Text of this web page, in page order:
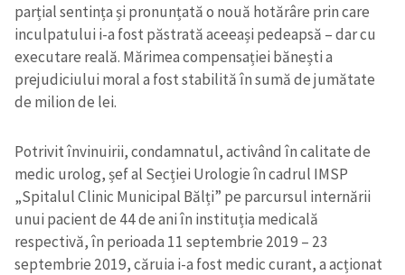
parțial sentința și pronunțată o nouă hotărâre prin care
inculpatului i-a fost păstrată aceeași pedeapsă – dar cu
executare reală. Mărimea compensației bănești a
prejudiciului moral a fost stabilită în sumă de jumătate
de milion de lei.
Potrivit învinuirii, condamnatul, activând în calitate de
medic urolog, șef al Secției Urologie în cadrul IMSP
„Spitalul Clinic Municipal Bălți” pe parcursul internării
unui pacient de 44 de ani în instituția medicală
respectivă, în perioada 11 septembrie 2019 – 23
septembrie 2019, căruia i-а fost medic curant, a acționat